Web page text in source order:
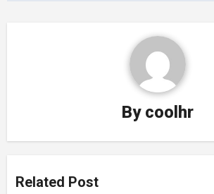
By coolhr
Related Post